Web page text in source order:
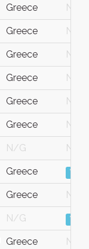
Greece N/G
Greece N/G
Greece N/G
Greece N/G
Greece N/G
Greece N/G
N/G N/G
Greece View
Greece N/G
N/G View
Greece N/G